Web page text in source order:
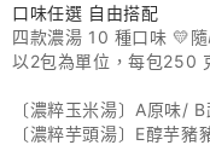
口味任選 自由搭配
四款濃湯 10 種口味 💛
以2包為單位，每包250 克
〔濃粹玉米湯〕A原味/
〔濃粹芋頭湯〕E醇芋